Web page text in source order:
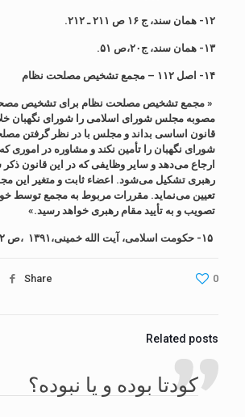
۱۲- همان سند، ج ۱۶ ص ۲۱۱ ـ ۲۱۲.
۱۳- همان سند، ج۲۰،ص ۵۱.
۱۴- اصل ۱۱۲ – مجمع تشخیص مصلحت نظام
« مجمعتشخیص مصلحت نظام برای تشخیص
مصوبه مجلس شورای اسلامی را شورای نگهبان
قانون اساسی بداند و مجلس با در نظر گرفتن
شورای نگهبان را تأمین نکند و مشاوره در اموری
ارجاع می‌دهد و سایر وظایفی که در این قانون
رهبری تشکیل می‌شود. اعضاء ثابت و متغیر این
تعیین می‌نماید. مقررات مربوط به مجمع توسط
تصویب و به تأیید مقام رهبری خواهد رسید.
»
Share 0
Related posts
کودتا بوده و یا نبوده؟